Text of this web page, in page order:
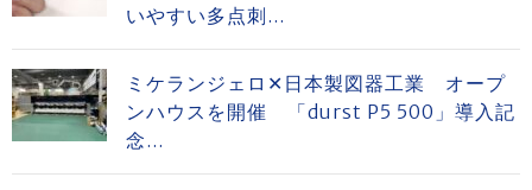
いやすい多点刺...
ミケランジェロ✕日本製図器工業 オープ
ンハウスを開催 「durst P5 500」導入記
念...